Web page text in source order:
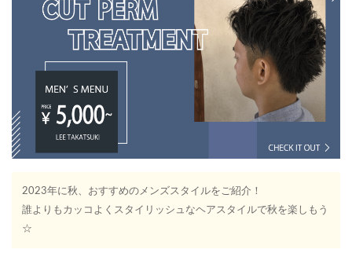
2023年に秋、おすすめのメンズスタイルをご紹介！
誰よりもカッコよくスタイリッシュなヘアスタイルで秋を楽しもう
☆